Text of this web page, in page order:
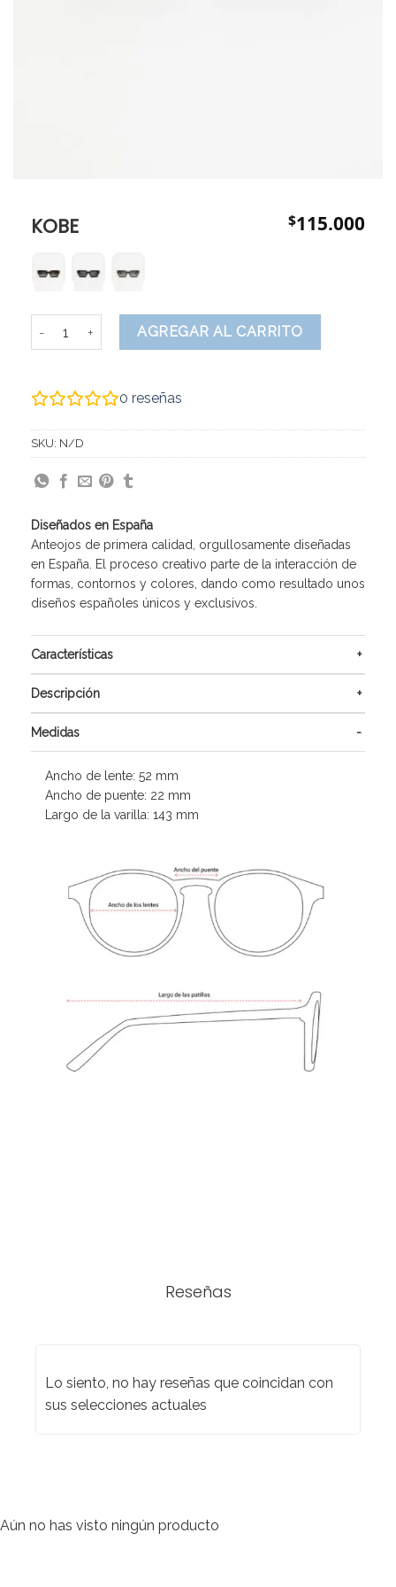
KOBE $115.000
AGREGAR AL CARRITO
0 reseñas
SKU: N/D
Diseñados en España
Anteojos de primera calidad, orgullosamente diseñadas
en España. El proceso creativo parte de la interacción de
formas, contornos y colores, dando como resultado unos
diseños españoles únicos y exclusivos.
Características
Descripción
Medidas
Ancho de lente: 52 mm
Ancho de puente: 22 mm
Largo de la varilla: 143 mm
Reseñas
Lo siento, no hay reseñas que coincidan con
sus selecciones actuales
Aún no has visto ningún producto